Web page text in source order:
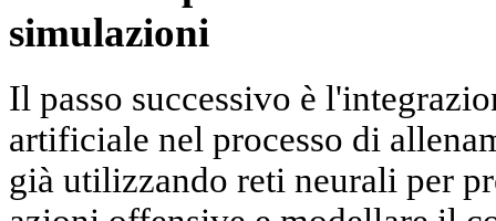
simulazioni
Il passo successivo è
artificiale nel processo di
già utilizzando reti neurali per